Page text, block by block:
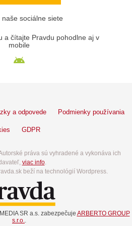
naše sociálne siete
a čítajte Pravdu pohodlne aj v
mobile
a odpovede Podmienky používania
GDPR
práva sú vyhradené a vykonáva ich
viac info.
beží na technológií Wordpress.
SR a.s. zabezpečuje ARBERTO GROUP
s.r.o.